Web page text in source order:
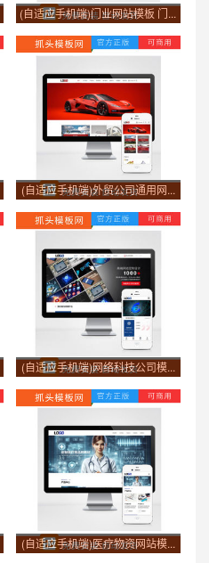
(自适应手机端)门业网站模板 门...
(自适应手机端)外贸公司通用网...
(自适应手机端)网络科技公司模...
(自适应手机端)医疗物资网站模...